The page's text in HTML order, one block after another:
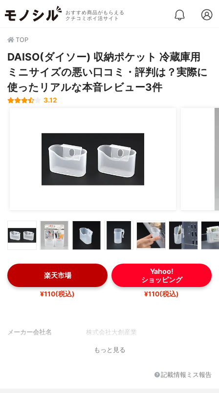
おすすめ商品がもらえる
クチコミポイ活サイト
TOP
DAISO(ダイソー) 収納ポケット 冷蔵庫用
ミニサイズの悪い口コミ・評判は？実際に
使ったリアルな本音レビュー3件
3.12
楽天市場
¥110(税込)
Yahoo!
ショッピング
¥110(税込)
メーカー会社名 株式会社大創産業
もっと見る
記載情報ミス報告